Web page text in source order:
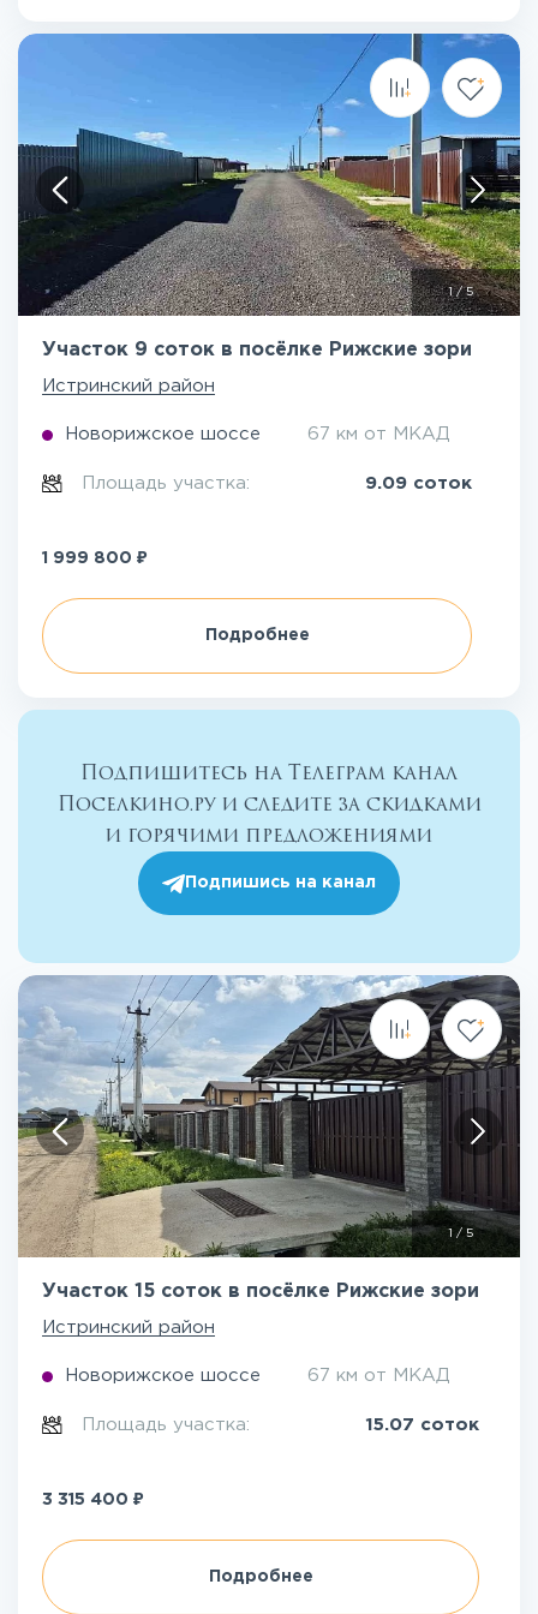
1/5
Участок 9 соток в посёлке Рижские зори
Истринский район
Новорижское шоссе 67 км от МКАД
Площадь участка: 9.09 соток
1 999 800 ₽
Подробнее
Подпишитесь на Телеграм канал
Поселкино.ру и следите за скидками
и горячими предложениями
Подпишись на канал
/ 5
Участок 15 соток в посёлке Рижские зори
Истринский район
Новорижское шоссе 67 км от МКАД
Площадь участка: 15.07 соток
3 315 400 ₽
Подробнее